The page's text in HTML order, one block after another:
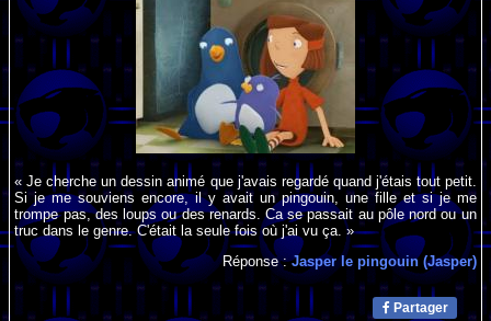
« Je cherche un dessin animé que j'avais regardé quand j'étais tout petit.
Si je me souviens encore, il y avait un pingouin, une fille et si je me
trompe pas, des loups ou des renards. Ca se passait au pôle nord ou un
truc dans le genre. C'était la seule fois où j'ai vu ça. »
Réponse :Jasper le pingouin (Jasper)
Partager